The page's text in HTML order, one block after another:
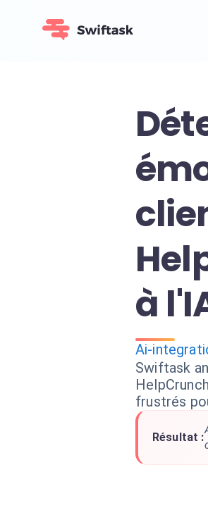
à
Ai-
Swiftask
frustrés
Résultat :